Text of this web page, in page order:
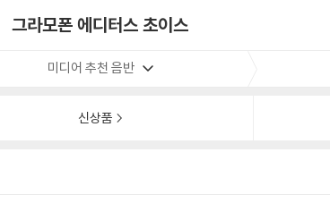
그라모폰 에디터스 초이스
미디어 추천 음반
신상품